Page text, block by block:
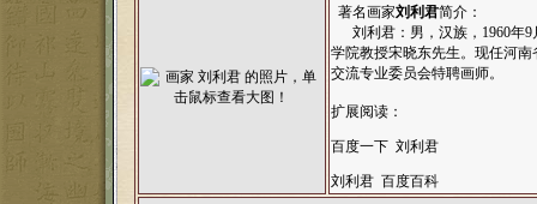
著名画家刘利君简介：
刘利君：男，汉族，1960年9
学院教授宋晓东先生。现任河
交流专业委员会特聘画师。
扩展阅读：
百度一下 刘利君
刘利君 百度百科